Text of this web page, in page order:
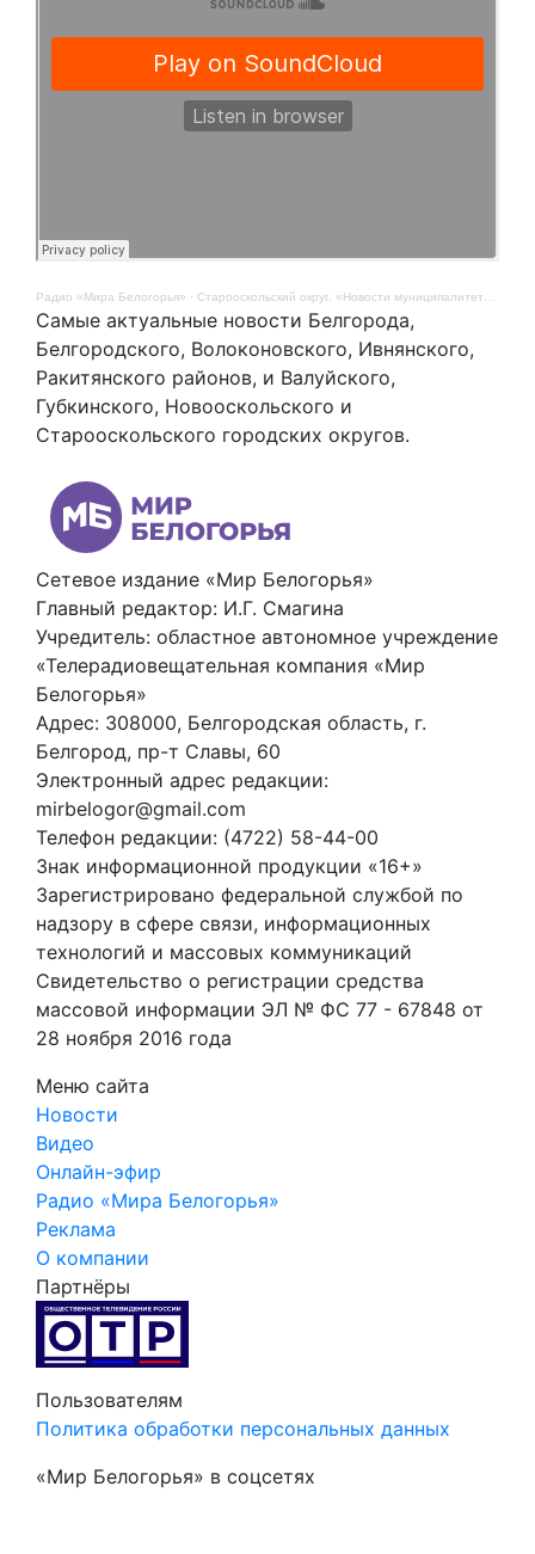
Радио «Мира Белогорья» · Старооскольский округ. «Новости муниципалитетов». 11 ноября
Самые актуальные новости Белгорода,
Белгородского, Волоконовского, Ивнянского,
Ракитянского районов, и Валуйского,
Губкинского, Новооскольского и
Старооскольского городских округов.
Сетевое издание «Мир Белогорья»
Главный редактор: И.Г. Смагина
Учредитель: областное автономное учреждение
«Телерадиовещательная компания «Мир
Белогорья»
Адрес: 308000, Белгородская область, г.
Белгород, пр-т Славы, 60
Электронный адрес редакции:
mirbelogor@gmail.com
Телефон редакции: (4722) 58-44-00
Знак информационной продукции «16+»
Зарегистрировано федеральной службой по
надзору в сфере связи, информационных
технологий и массовых коммуникаций
Свидетельство о регистрации средства
массовой информации ЭЛ № ФС 77 - 67848 от
28 ноября 2016 года
Меню сайта
Новости
Видео
Онлайн-эфир
Радио «Мира Белогорья»
Реклама
О компании
Партнёры
Пользователям
Политика обработки персональных данных
«Мир Белогорья» в соцсетях